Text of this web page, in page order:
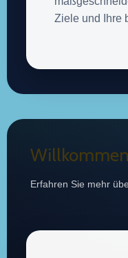
Ziele und Ihre
Erfahren Sie mehr